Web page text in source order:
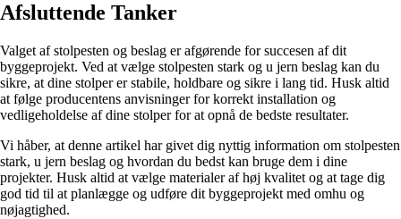
Afsluttende Tanker
Valget af stolpesten og beslag er afgørende for succesen af dit
byggeprojekt. Ved at vælge stolpesten stark og u jern beslag kan du
sikre, at dine stolper er stabile, holdbare og sikre i lang tid. Husk altid
at følge producentens anvisninger for korrekt installation og
vedligeholdelse af dine stolper for at opnå de bedste resultater.
Vi håber, at denne artikel har givet dig nyttig information om stolpesten
stark, u jern beslag og hvordan du bedst kan bruge dem i dine
projekter. Husk altid at vælge materialer af høj kvalitet og at tage dig
god tid til at planlægge og udføre dit byggeprojekt med omhu og
nøjagtighed.